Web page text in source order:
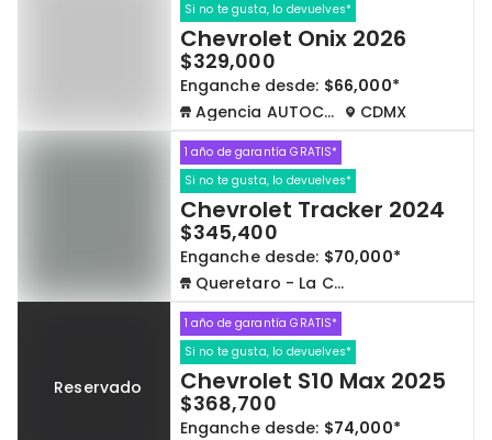
Si no te gusta, lo devuelves*
Chevrolet Onix 2026
$329,000
Enganche desde: $66,000*
Agencia AUTOCOM
CDMX
1 año de garantía GRATIS*
Si no te gusta, lo devuelves*
Chevrolet Tracker 2024
$345,400
Enganche desde: $70,000*
Queretaro - La Capilla
Reservado
1 año de garantía GRATIS*
Si no te gusta, lo devuelves*
Chevrolet S10 Max 2025
$368,700
Enganche desde: $74,000*